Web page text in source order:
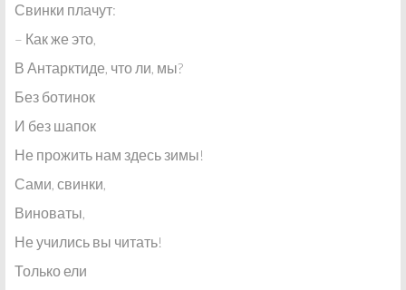
Свинки плачут:
– Как же это,
В Антарктиде, что ли, мы?
Без ботинок
И без шапок
Не прожить нам здесь зимы!
Сами, свинки,
Виноваты,
Не учились вы читать!
Только ели